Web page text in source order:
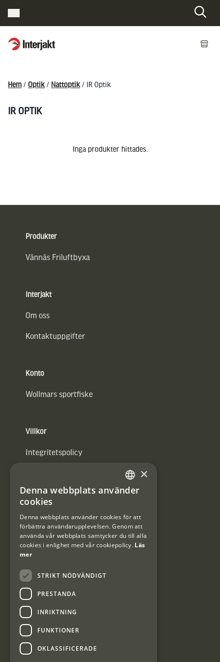
Interjakt SE
Hem / Optik / Nattoptik / IR Optik
IR OPTIK
Inga produkter hittades.
Produkter
Vännäs Friluftbyxa
Interjakt
Om oss
Kontaktuppgifter
Konto
Wollmars sportfiske
Villkor
Integritetspolicy
#Interjaktfamily
Kundklubb
Information om kundklubben.
Interjakt Sweden AB, Årjäng
SWEDISH
×
Denna webbplats använder
cookies
Denna webbplats använder cookies för att
förbättra användarupplevelsen. Genom att
använda vår webbplats samtycker du till alla
cookies i enlighet med vår cookiepolicy. Läs
mer
STRIKT NÖDVÄNDIGT
PRESTANDA
INRIKTNING
FUNKTIONER
OKLASSIFICERADE